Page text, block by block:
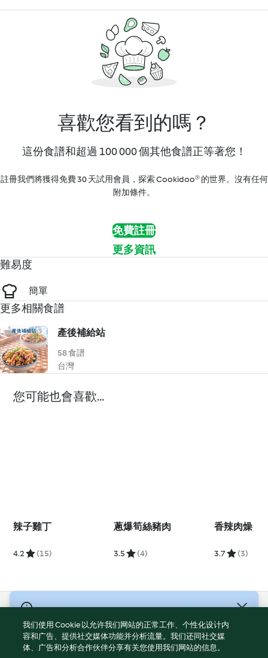
喜歡您看到的嗎？
這份食譜和超過 100 000 個其他食譜正等著您！
註冊我們將獲得免費 30 天試用會員，探索 Cookidoo® 的世界。沒有任何
附加條件。
免費註冊
更多資訊
難易度
簡單
更多相關食譜
產後補給站
58 食譜
台灣
您可能也會喜歡...
辣子雞丁
4.2 (15)
蔥爆筍絲豬肉
3.5 (4)
香辣肉燥
3.7 (3)
服務條款
隱私權政策
我们使用 Cookie 以允许我们网站的正常工作、个性化设计内
容和广告、提供社交媒体功能并分析流量。我们还同社交媒
体、广告和分析合作伙伴分享有关您使用我们网站的信息。